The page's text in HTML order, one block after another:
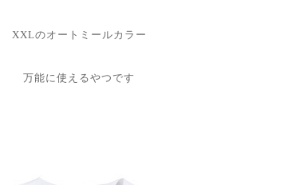
XXLのオートミールカラー
万能に使えるやつです